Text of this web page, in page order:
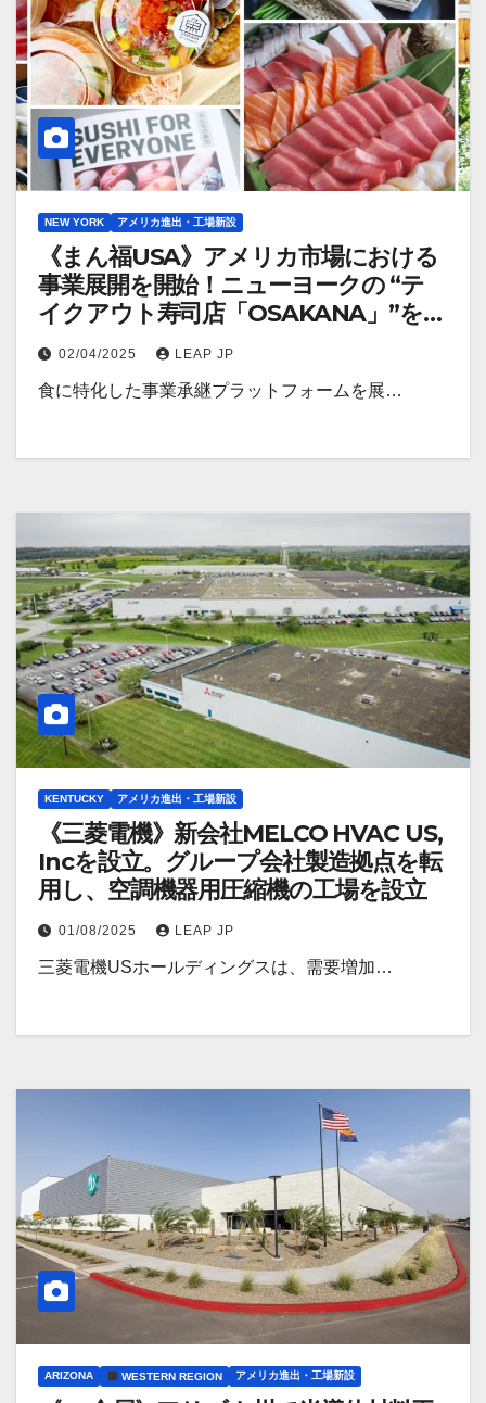
NEW YORK アメリカ進出・工場新設
《まん福USA》アメリカ市場における
事業展開を開始！ニューヨークの “テ
イクアウト寿司店「OSAKANA」”を事
業承継
02/04/2025 LEAP JP
食に特化した事業承継プラットフォームを展…
KENTUCKY アメリカ進出・工場新設
《三菱電機》新会社MELCO HVAC US,
Incを設立。グループ会社製造拠点を転
用し、空調機器用圧縮機の工場を設立
01/08/2025 LEAP JP
三菱電機USホールディングスは、需要増加…
ARIZONA WESTERN REGION アメリカ進出・工場新設